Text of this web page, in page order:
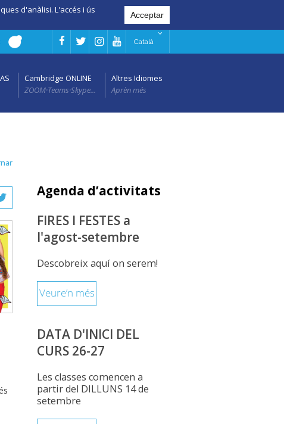
d'anàlisi. L'accés i ús
Català
Cambridge ONLINE
ZOOM·Teams·Skype...
Altres Idiomes
Aprèn més
Agenda d’activitats
FIRES I FESTES a
l'agost-setembre
Descobreix aquí on serem!
Veure’n més
DATA D'INICI DEL
CURS 26-27
Les classes comencen a
partir del DILLUNS 14 de
setembre